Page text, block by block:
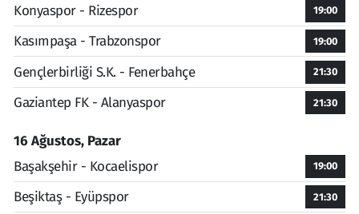
Konyaspor - Rizespor
19:00
Kasımpaşa - Trabzonspor 19:00
Gençlerbirliği S.K. - Fenerbahçe 21:30
Gaziantep FK - Alanyaspor 21:30
16 Ağustos, Pazar
Başakşehir - Kocaelispor
19:00
Beşiktaş - Eyüpspor 21:30